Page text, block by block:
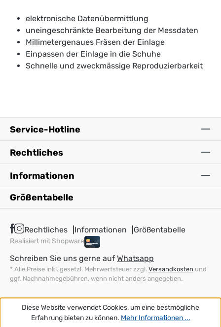
elektronische Datenübermittlung
uneingeschränkte Bearbeitung der Messdaten
Millimetergenaues Fräsen der Einlage
Einpassen der Einlage in die Schuhe
Schnelle und zweckmässige Reproduzierbarkeit
Service-Hotline
Rechtliches
Informationen
Größentabelle
Rechtliches Informationen Größentabelle
Realisiert mit Shopware
Schreiben Sie uns gerne auf Whatsapp
* Alle Preise inkl. gesetzl. Mehrwertsteuer zzgl. Versandkosten und
ggf. Nachnahmegebühren, wenn nicht anders angegeben.
Diese Website verwendet Cookies, um eine bestmögliche
Erfahrung bieten zu können. Mehr Informationen ...